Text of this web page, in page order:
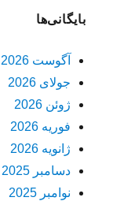
بایگانی‌ها
آگوست 2026
جولای 2026
ژوئن 2026
فوریه 2026
ژانویه 2026
دسامبر 2025
نوامبر 2025